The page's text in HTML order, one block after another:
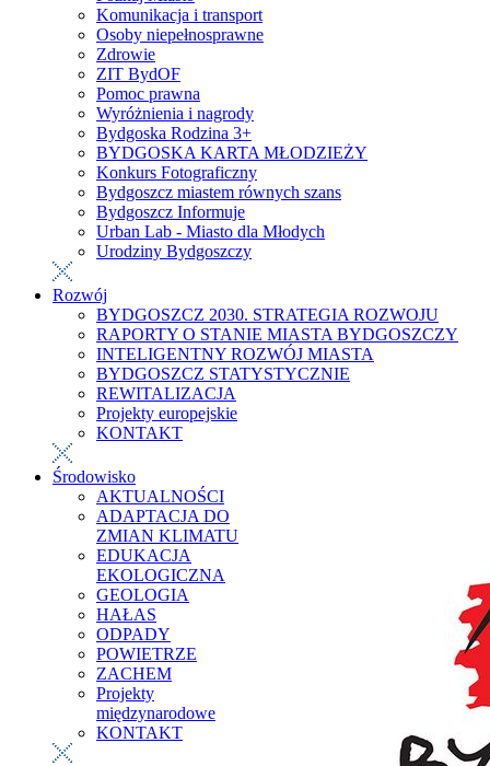
Komunikacja i transport
Osoby niepełnosprawne
Zdrowie
ZIT BydOF
Pomoc prawna
Wyróżnienia i nagrody
Bydgoska Rodzina 3+
BYDGOSKA KARTA MŁODZIEŻY
Konkurs Fotograficzny
Bydgoszcz miastem równych szans
Bydgoszcz Informuje
Urban Lab - Miasto dla Młodych
Urodziny Bydgoszczy
Rozwój
BYDGOSZCZ 2030. STRATEGIA ROZWOJU
RAPORTY O STANIE MIASTA BYDGOSZCZY
INTELIGENTNY ROZWÓJ MIASTA
BYDGOSZCZ STATYSTYCZNIE
REWITALIZACJA
Projekty europejskie
KONTAKT
Środowisko
AKTUALNOŚCI
ADAPTACJA DO
ZMIAN KLIMATU
EDUKACJA
EKOLOGICZNA
GEOLOGIA
HAŁAS
ODPADY
POWIETRZE
ZACHEM
Projekty
międzynarodowe
KONTAKT